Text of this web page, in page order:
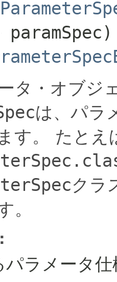
タ・オブジ
は、パラ
す。
たとえ
クラ
。
パラメータ仕